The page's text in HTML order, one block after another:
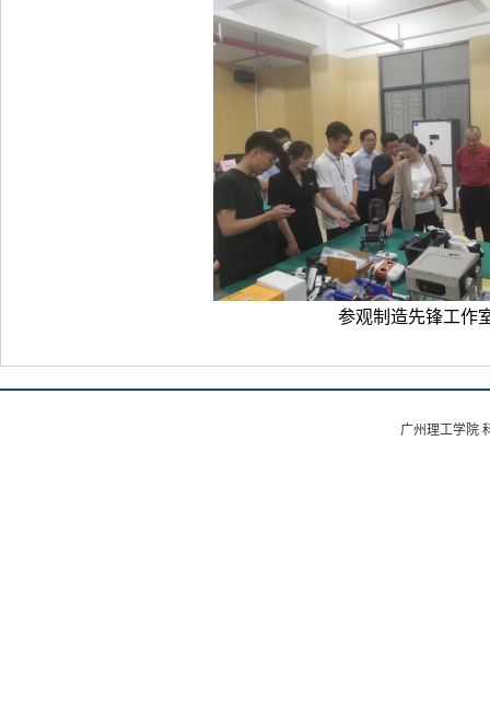
参观制造先锋工作
广州理工学院